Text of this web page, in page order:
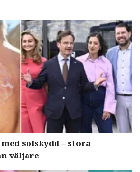
solskydd – stora
väljare